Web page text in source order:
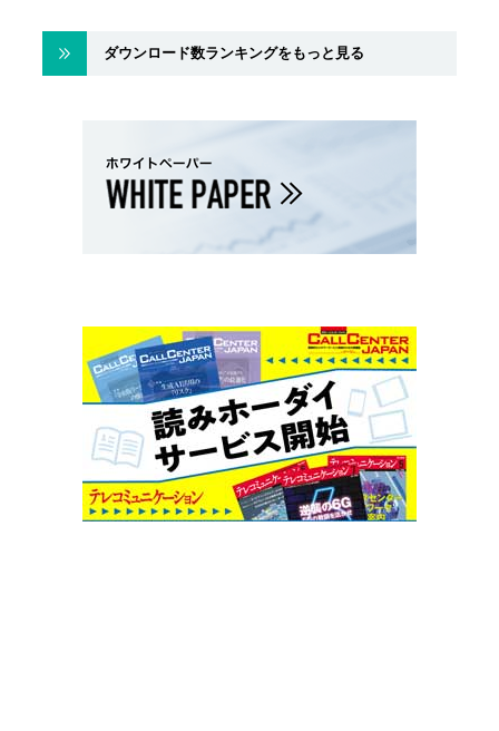
ダウンロード数ランキングをもっと見る